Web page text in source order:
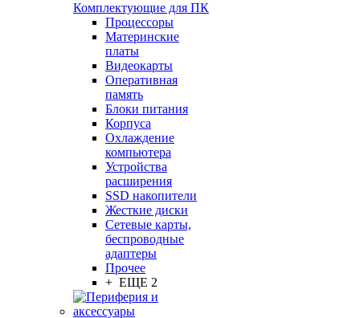
Комплектующие для ПК
Процессоры
Материнские
платы
Видеокарты
Оперативная
память
Блоки питания
Корпуса
Охлаждение
компьютера
Устройства
расширения
SSD накопители
Жесткие диски
Сетевые карты,
беспроводные
адаптеры
Прочее
+ ЕЩЕ 2